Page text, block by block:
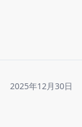
2025年12月30日